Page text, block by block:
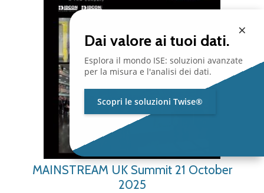
MAINSTREAM UK Summit 21 October
2025
×
Dai valore ai tuoi dati.
Esplora il mondo ISE: soluzioni avanzate
per la misura e l'analisi dei dati.
Scopri le soluzioni Twise®